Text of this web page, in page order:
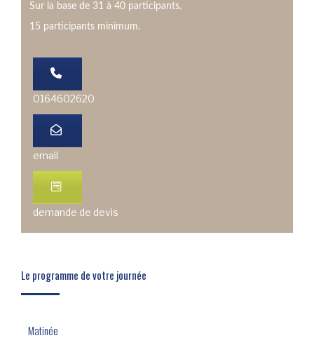
Sur la base de 31 à 40 participants.
15 participants minimum.
0164602620
email
demande de devis
Le programme de votre journée
Matinée